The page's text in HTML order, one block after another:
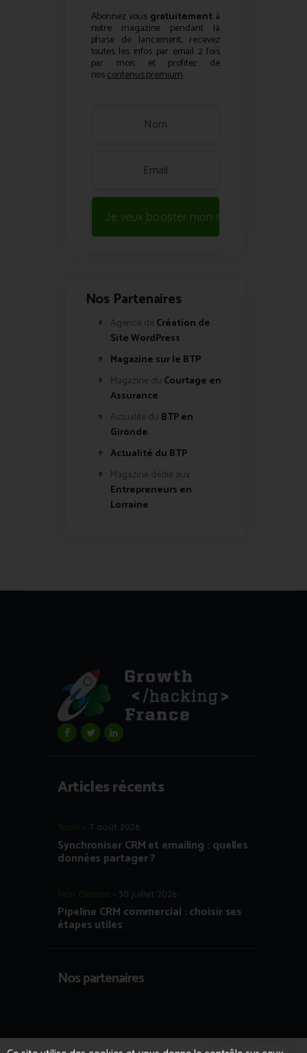
Abonnez vous gratuitementà
notre magazine pendant la
phase de lancement, recevez
toutes les infos par email 2 fois
par mois et profitez de
noscontenus premium.
Je veux booster mon site !
Nos Partenaires
Agence de Création de
Site WordPress
Magazine sur le BTP
Magazine du Courtage en
Assurance
Actualité du BTP en
Gironde
Actualité du BTP
Magazine dédié aux
Entrepreneurs en
Lorraine
Articles récents
Tools 7 août 2026
Synchroniser CRM et emailing : quelles
données partager ?
Non Classés 30 juillet 2026
Pipeline CRM commercial : choisir ses
étapes utiles
Nos partenaires